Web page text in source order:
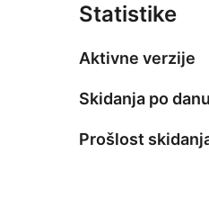
Statistike
Aktivne verzije
Skidanja po danu
Prošlost